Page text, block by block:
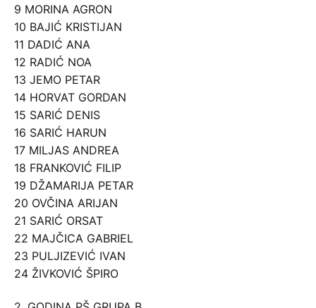
9 MORINA AGRON
10 BAJIĆ KRISTIJAN
11 DADIĆ ANA
12 RADIĆ NOA
13 JEMO PETAR
14 HORVAT GORDAN
15 SARIĆ DENIS
16 SARIĆ HARUN
17 MILJAS ANDREA
18 FRANKOVIĆ FILIP
19 DŽAMARIJA PETAR
20 OVČINA ARIJAN
21 SARIĆ ORSAT
22 MAJČICA GABRIEL
23 PULJIZEVIĆ IVAN
24 ŽIVKOVIĆ ŠPIRO